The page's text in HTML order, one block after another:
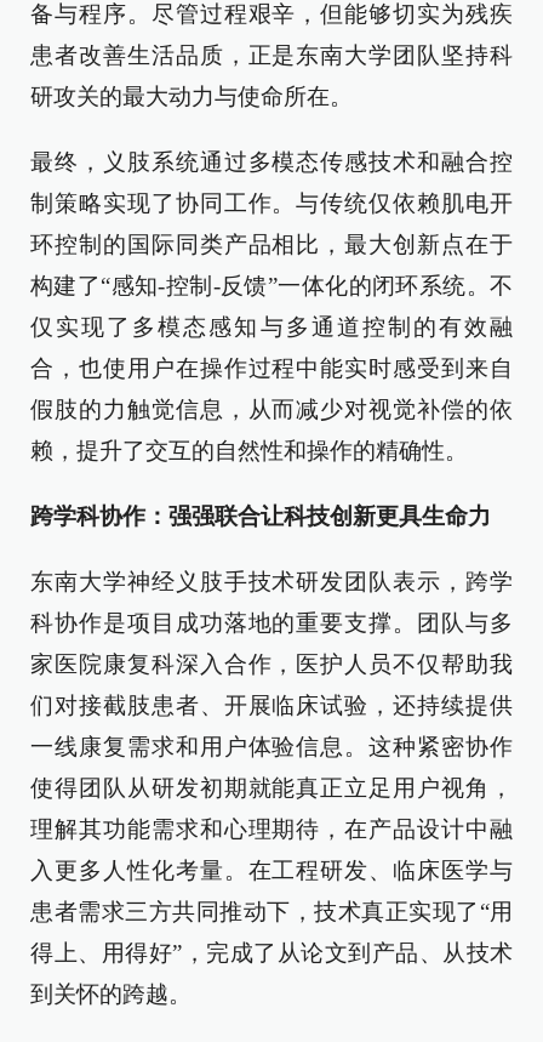
备与程序。尽管过程艰辛，但能够切实为残疾
患者改善生活品质，正是东南大学团队坚持科
研攻关的最大动力与使命所在。
最终，义肢系统通过多模态传感技术和融合控
制策略实现了协同工作。与传统仅依赖肌电开
环控制的国际同类产品相比，最大创新点在于
构建了“感知-控制-反馈”一体化的闭环系统。不
仅实现了多模态感知与多通道控制的有效融
合，也使用户在操作过程中能实时感受到来自
假肢的力触觉信息，从而减少对视觉补偿的依
赖，提升了交互的自然性和操作的精确性。
跨学科协作：强强联合让科技创新更具生命力
东南大学神经义肢手技术研发团队表示，跨学
科协作是项目成功落地的重要支撑。团队与多
家医院康复科深入合作，医护人员不仅帮助我
们对接截肢患者、开展临床试验，还持续提供
一线康复需求和用户体验信息。这种紧密协作
使得团队从研发初期就能真正立足用户视角，
理解其功能需求和心理期待，在产品设计中融
入更多人性化考量。在工程研发、临床医学与
患者需求三方共同推动下，技术真正实现了“用
得上、用得好”，完成了从论文到产品、从技术
到关怀的跨越。